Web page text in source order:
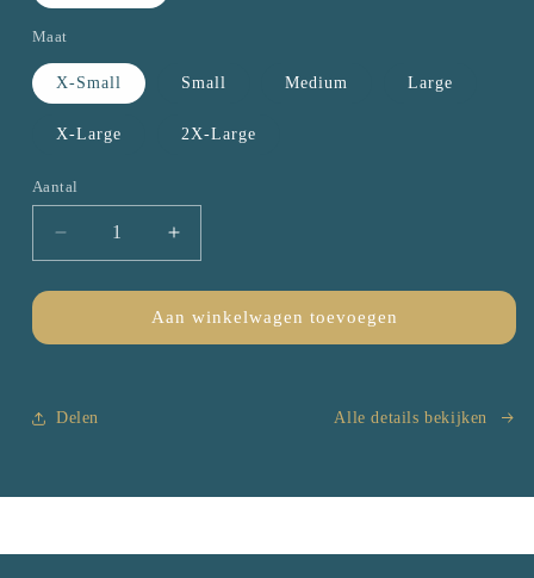
Maat
X-Small Small Medium Large
X-Large 2X-Large
Aantal
Aantal
Aantal
verlagen
voor
Espressometeen
-
Aantal
verhogen
voor
Espressometeen
-
Aan winkelwagen toevoegen
Delen Alle details bekijken